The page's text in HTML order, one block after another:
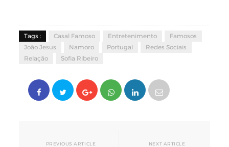
Tags : Casal Famoso Entretenimento
Famosos
João Jesus
Namoro Portugal
Redes Sociais
Relação
Sofia Ribeiro
PREVIOUS ARTICLE NEXT ARTICLE